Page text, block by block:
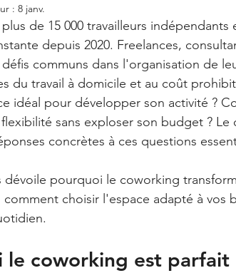
: 8 janv.
de 15 000 travailleurs
depuis 2020. Freelances,
communs dans l'organisation de
du travail à domicile et au coût
idéal pour développer son activité ?
sans exploser son budget ?
concrètes à ces questions
dévoile pourquoi le coworking
choisir l'espace adapté à vos
le coworking est parfait